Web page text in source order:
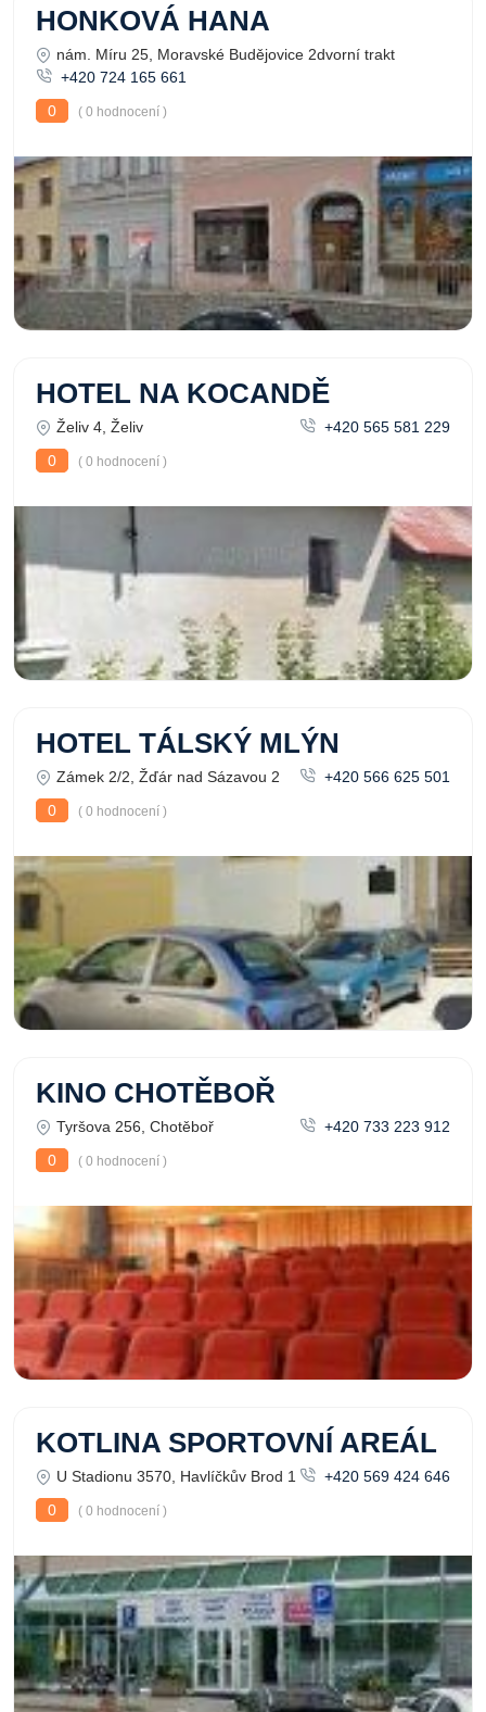
HONKOVÁ HANA
nám. Míru 25, Moravské Budějovice 2dvorní trakt
+420 724 165 661
0
( 0 hodnocení )
HOTEL NA KOCANDĚ
Želiv 4, Želiv
+420 565 581 229
0
( 0 hodnocení )
HOTEL TÁLSKÝ MLÝN
Zámek 2/2, Žďár nad Sázavou 2
+420 566 625 501
0
( 0 hodnocení )
KINO CHOTĚBOŘ
Tyršova 256, Chotěboř
+420 733 223 912
0
( 0 hodnocení )
KOTLINA SPORTOVNÍ AREÁL
U Stadionu 3570, Havlíčkův Brod 1
+420 569 424 646
0
( 0 hodnocení )